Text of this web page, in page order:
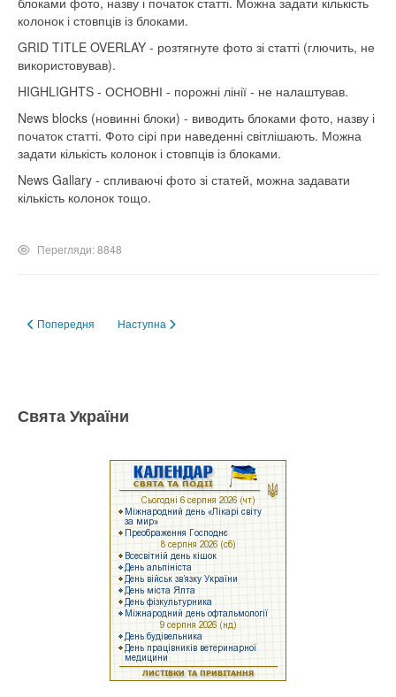
колонок і стовпців із блоками.
GRID TITLE OVERLAY - розтягнуте фото зі статті (глючить, не
використовував).
HIGHLIGHTS - ОСНОВНІ - порожні лінії - не налаштував.
News blocks (новинні блоки) - виводить блоками фото, назву і
початок статті. Фото сірі при наведенні світлішають. Можна
задати кількість колонок і стовпців із блоками.
News Gallary - спливаючі фото зі статей, можна задавати
кількість колонок тощо.
Перегляди: 8848
Попередня стаття: Додаємо нові позиції в шаблоні Purity III
Попередня Наступна стаття: Як змінити ширину колонок
Наступна
Свята України